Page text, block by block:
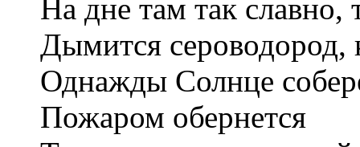
На дне там так
Дымится
Однажды Солнце
Пожаром обернeтся